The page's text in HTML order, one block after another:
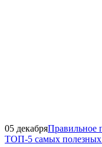
05 декабряПравильное
ТОП-5 самых полезных